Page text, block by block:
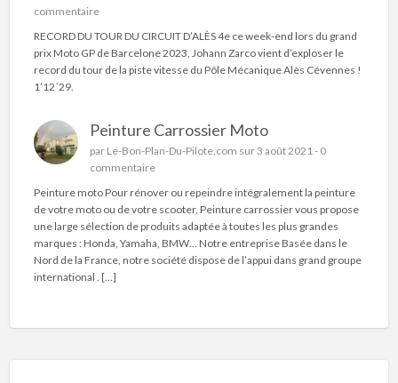
commentaire
RECORD DU TOUR DU CIRCUIT D’ALÈS 4e ce week-end lors du grand
prix Moto GP de Barcelone 2023, Johann Zarco vient d’exploser le
record du tour de la piste vitesse du Pôle Mécanique Alès Cévennes !
1’12´29.
Peinture Carrossier Moto
par Le-Bon-Plan-Du-Pilote.com sur 3 août 2021 - 0
commentaire
Peinture moto Pour rénover ou repeindre intégralement la peinture
de votre moto ou de votre scooter, Peinture carrossier vous propose
une large sélection de produits adaptée à toutes les plus grandes
marques : Honda, Yamaha, BMW… Notre entreprise Basée dans le
Nord de la France, notre société dispose de l’appui dans grand groupe
international . […]